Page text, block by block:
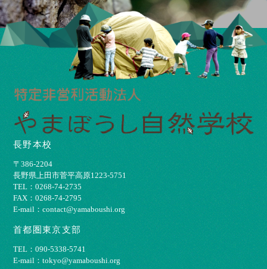
長野本校
〒386-2204
⻑野県上⽥市菅平⾼原1223-5751
TEL：0268-74-2735
FAX：0268-74-2795
E-mail：contact@yamaboushi.org
首都圏東京支部
TEL：090-5338-5741
E-mail：tokyo@yamaboushi.org